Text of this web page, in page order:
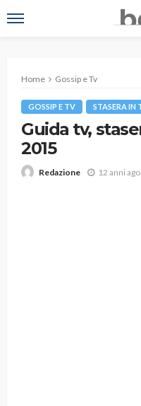
Home Gossip e Tv
GOSSIP E TV STASERA IN
Guida tv,
2015
Redazione 12 anni ago